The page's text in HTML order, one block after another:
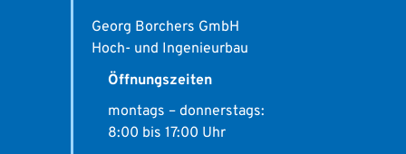
Georg Borchers GmbH
Hoch- und Ingenieurbau
Öffnungszeiten
montags – donnerstags:
8:00 bis 17:00 Uhr